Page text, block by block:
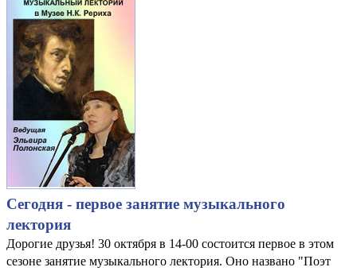
Сегодня - первое занятие музыкального
лектория
Дорогие друзья! 30 октября в 14-00 состоится первое в этом
сезоне занятие музыкального лектория. Оно названо "Поэт